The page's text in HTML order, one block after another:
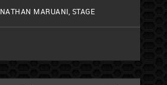
MARUANI STAGE